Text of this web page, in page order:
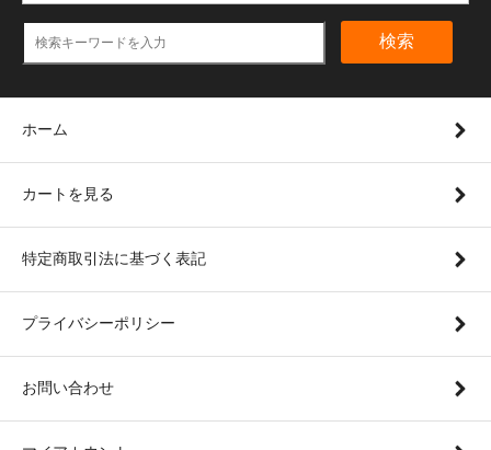
検索
ホーム
カートを見る
特定商取引法に基づく表記
プライバシーポリシー
お問い合わせ